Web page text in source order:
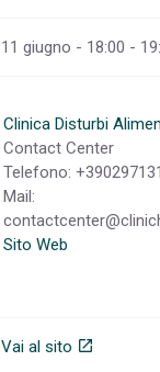
11 giugno - 18:00 -
Clinica Disturbi
Contact Center
Telefono:
Mail:
Sito Web
Vai al sito open_in_new